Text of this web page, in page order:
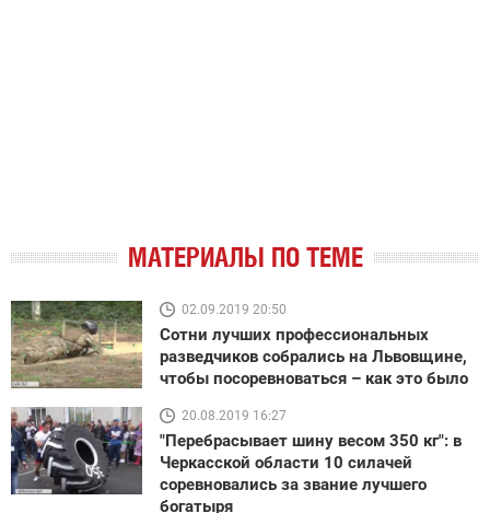
МАТЕРИАЛЫ ПО ТЕМЕ
02.09.2019 20:50
Сотни лучших профессиональных
разведчиков собрались на Львовщине,
чтобы посоревноваться – как это было
20.08.2019 16:27
"Перебрасывает шину весом 350 кг": в
Черкасской области 10 силачей
соревновались за звание лучшего
богатыря